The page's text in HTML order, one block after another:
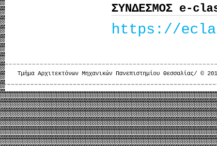
ΣΥΝΔΕΣΜΟΣ e-
https://
Τμήμα Αρχιτεκτόνων Μηχανικών Πανεπιστημίου Θεσσαλίας/ ©